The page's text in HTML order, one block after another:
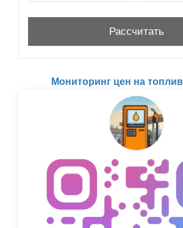
Мониторинг цен на